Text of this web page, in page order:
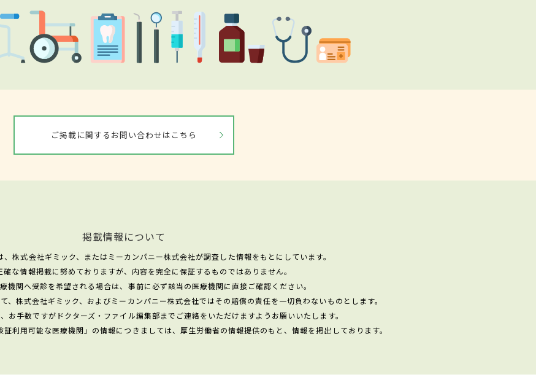
ご掲載に関するお問い合わせはこちら
掲載情報について
株式会社ギミック、またはミーカンパニー株式会社が調査した情報をもとにしています。
確な情報掲載に努めておりますが、内容を完全に保証するものではありません。
機関へ受診を希望される場合は、事前に必ず該当の医療機関に直接ご確認ください。
、株式会社ギミック、およびミーカンパニー株式会社ではその賠償の責任を一切負わないものとします。
お手数ですがドクターズ・ファイル編集部までご連絡をいただけますようお願いいたします。
利用可能な医療機関」の情報につきましては、厚生労働省の情報提供のもと、情報を掲出しております。